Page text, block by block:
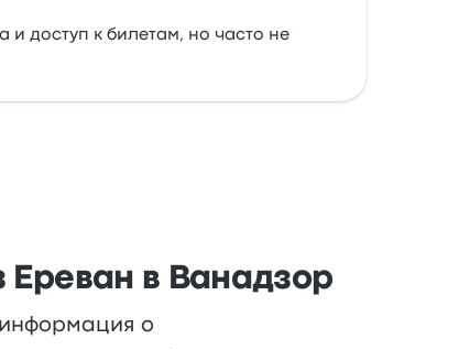
и доступ к билетам, но часто не
Ереван в Ванадзор
о